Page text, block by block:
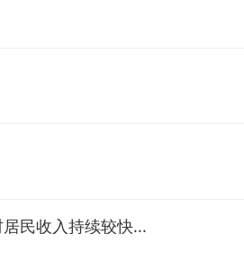
民收入持续较快...